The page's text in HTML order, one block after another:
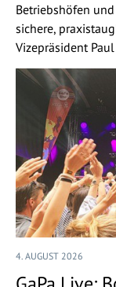
Betriebshöfen
sichere,
Vizepräsident
4. AUGUST 2026